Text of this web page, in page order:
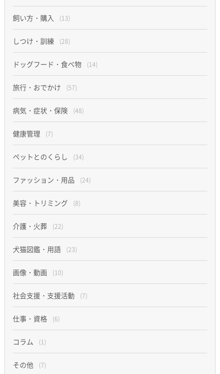
飼い方・購入 (13)
しつけ・訓練 (28)
ドッグフード・食べ物 (14)
旅行・おでかけ (57)
病気・症状・保険 (48)
健康管理 (7)
ペットとのくらし (34)
ファッション・用品 (24)
美容・トリミング (8)
介護・火葬 (22)
犬猫図鑑・用語 (23)
画像・動画 (10)
社会支援・支援活動 (7)
仕事・資格 (6)
コラム (1)
その他 (7)